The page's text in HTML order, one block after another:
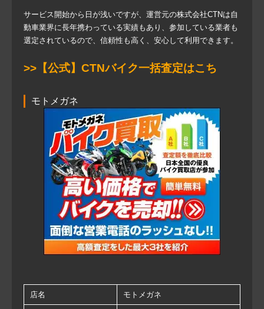
サービス開始から日が浅いですが、運営元の株式会社CTNは自
動車業界に長年携わっている実績もあり、参加している業者も
選定されているので、信頼性も高く、安心して利用できます。
>>【公式】CTNバイク一括査定はこち
モトメガネ
店名 モトメガネ